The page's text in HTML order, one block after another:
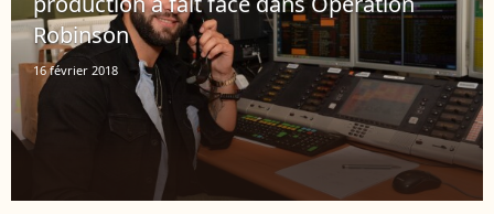
Robinson
16 février 2018